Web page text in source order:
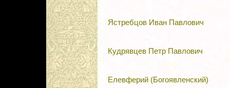
Ястребцов Иван Павлович
Кудрявцев Петр Павлович
Елевферий (Богоявленский)